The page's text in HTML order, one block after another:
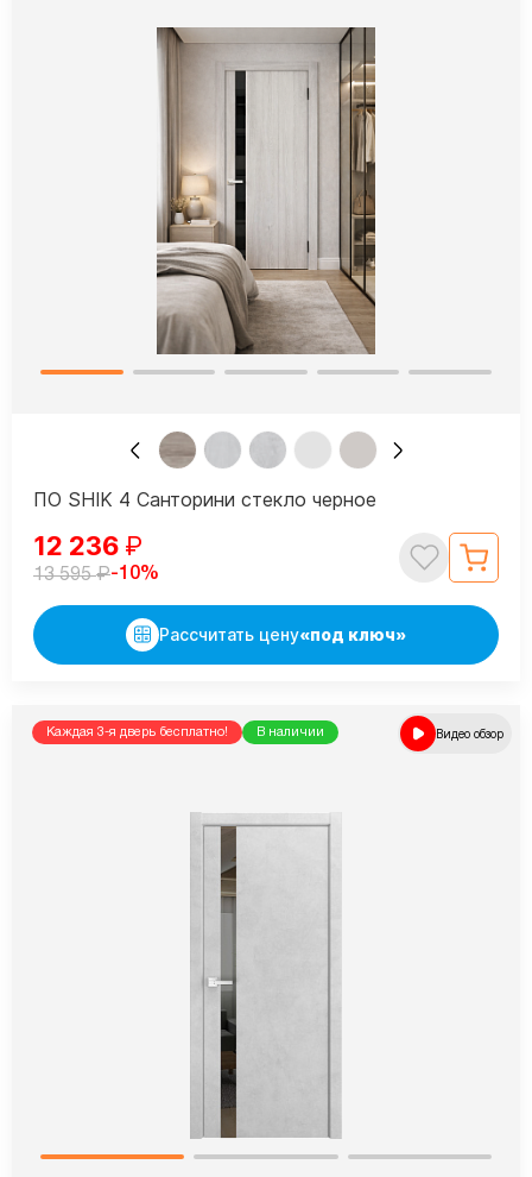
ПО SHIK 4 Санторини стекло черное
12 236 ₽
13 595₽-10%
Рассчитать цену«под ключ»
Каждая 3-я дверь бесплатно! В наличии Видео обзор